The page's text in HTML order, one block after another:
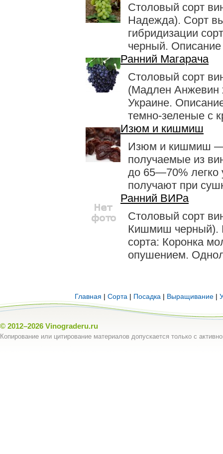
Столовый сорт
Надежда). Сорт
гибридизации
черный. Описание
Ранний Магарача
Столовый сорт
(Мадлен
Украине.
темно-зеленые с
Изюм и кишмиш
Изюм и кишмиш —
получаемые из
до 65—70%
получают при
Ранний ВИРа
Столовый сорт
Кишмиш черный).
сорта: Коронка
опушением.
Главная | Сорта | Посадка | Выращивание |
© 2012–2026 Vinograderu.ru
Копирование или цитирование материалов допускается только с